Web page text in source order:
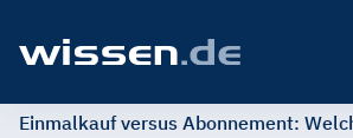
Einmalkauf versus Abonnement: